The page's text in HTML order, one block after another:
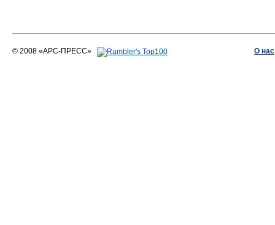
© 2008 «АРС-ПРЕСС» О нас